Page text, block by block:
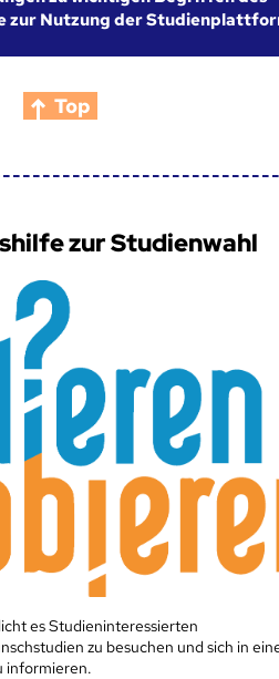
zur Nutzung der
Top
zur Studienwahl
es Studieninteressierten
zu besuchen und sich in
informieren.